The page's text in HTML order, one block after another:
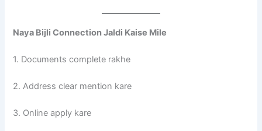
Naya Bijli Connection Jaldi Kaise Mile
1. Documents complete rakhe
2. Address clear mention kare
3. Online apply kare